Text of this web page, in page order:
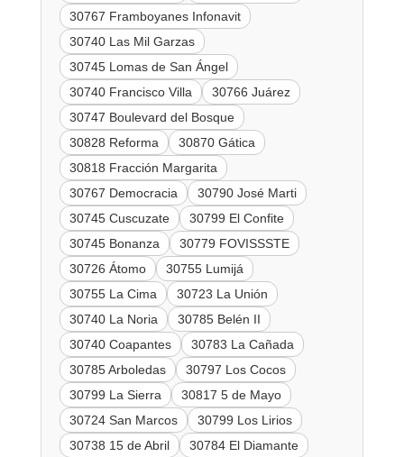
30767 Framboyanes Infonavit
30740 Las Mil Garzas
30745 Lomas de San Ángel
30740 Francisco Villa
30766 Juárez
30747 Boulevard del Bosque
30828 Reforma
30870 Gática
30818 Fracción Margarita
30767 Democracia
30790 José Marti
30745 Cuscuzate
30799 El Confite
30745 Bonanza
30779 FOVISSSTE
30726 Átomo
30755 Lumijá
30755 La Cima
30723 La Unión
30740 La Noria
30785 Belén II
30740 Coapantes
30783 La Cañada
30785 Arboledas
30797 Los Cocos
30799 La Sierra
30817 5 de Mayo
30724 San Marcos
30799 Los Lirios
30738 15 de Abril
30784 El Diamante